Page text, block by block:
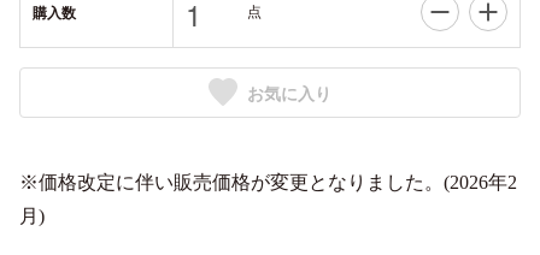
購入数 点
お気に入り
※価格改定に伴い販売価格が変更となりました。(2026年2
月)